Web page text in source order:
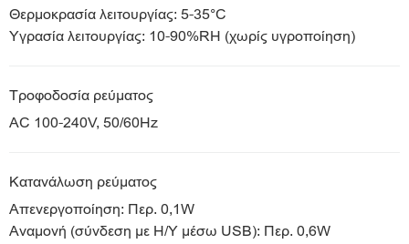
Θερμοκρασία λειτουργίας: 5-35°C
Υγρασία λειτουργίας: 10-90%RH (χωρίς υγροποίηση)
Τροφοδοσία ρεύματος
AC 100-240V, 50/60Hz
Κατανάλωση ρεύματος
Απενεργοποίηση: Περ. 0,1W
Αναμονή (σύνδεση με Η/Υ μέσω USB): Περ. 0,6W